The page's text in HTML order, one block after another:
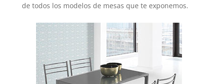
de todos los modelos de mesas que te exponemos.